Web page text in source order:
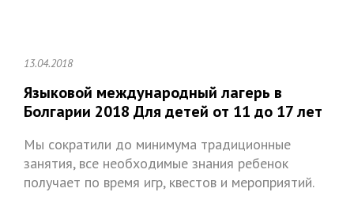
13.04.2018
Языковой международный лагерь в
Болгарии 2018 Для детей от 11 до 17 лет
Мы сократили до минимума традиционные
занятия, все необходимые знания ребенок
получает по время игр, квестов и мероприятий.